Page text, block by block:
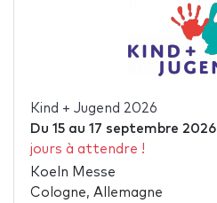
Kind + Jugend 2026
Du 15au 17 septembre 2026
jours à attendre !
Koeln Messe
Cologne, Allemagne